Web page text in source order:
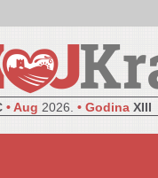
• Aug 2026. • Godina XIII